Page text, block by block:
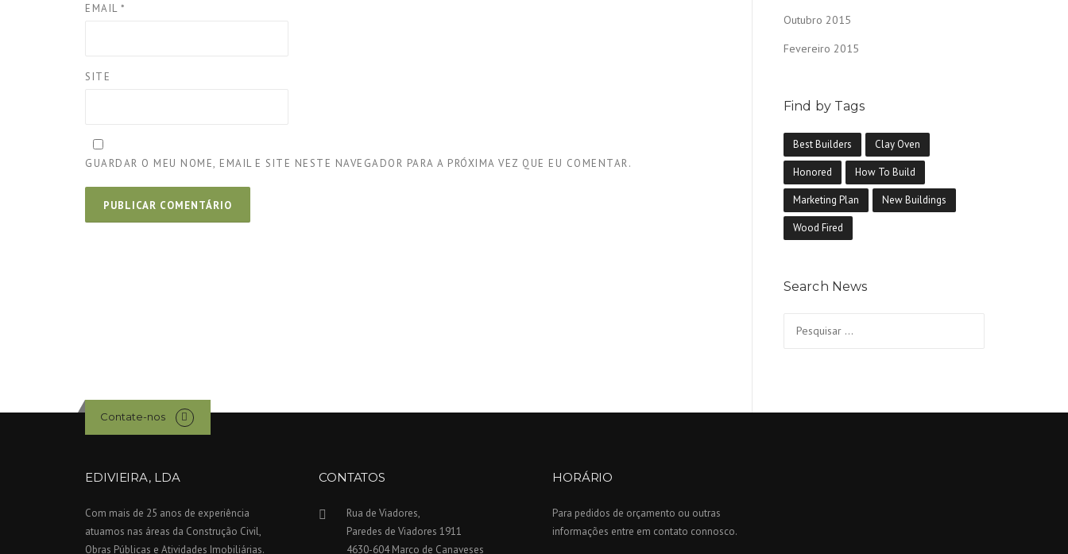
EMAIL *
SITE
GUARDAR O MEU NOME, EMAIL E SITE NESTE NAVEGADOR PARA A PRÓXIMA VEZ QUE EU COMENTAR.
Outubro 2015
Fevereiro 2015
Find by Tags
Best Builders Clay Oven
Honored How To Build
Marketing Plan New Buildings
Wood Fired
Search News
por:
Contate-nos
EDIVIEIRA, LDA
Com mais de 25 anos de experiência
atuamos nas áreas da Construção Civil,
Obras Públicas e Atividades Imobiliárias.
CONTATOS
Rua de Viadores,
Paredes de Viadores 1911
4630-604 Marco de Canaveses
HORÁRIO
Para pedidos de orçamento ou outras
informações entre em contato connosco.